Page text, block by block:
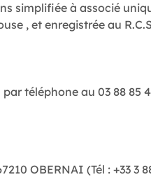
simplifiée à associé
, et enregistrée au
par téléphone au 03 88 85
OBERNAI (Tél : +33 3